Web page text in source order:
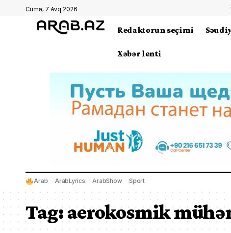
Cümə, 7 Avq 2026
Redaktorun seçimi
Xəbər lenti
Arab ArabLyrics ArabShow Sport
Tag:aerokosmik